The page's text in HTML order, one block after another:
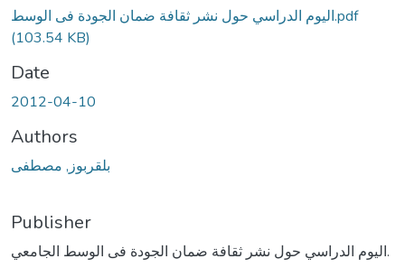
اليوم الدراسي حول نشر ثقافة ضمان الجودة فى الوسط.pdf
(103.54 KB)
Date
2012-04-10
Authors
بلقربوز, مصطفى
Publisher
اليوم الدراسي حول نشر ثقافة ضمان الجودة فى الوسط الجامعي.